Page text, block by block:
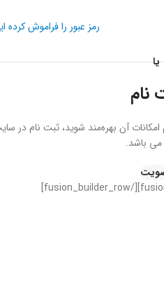
رمز عبور را فراموش کرده
یا
نام
آن بهره‌مند شوید، ثبت نام در
می باشد.
[/fusion_text][/fusion_builder_column][/fusion_builder_row]